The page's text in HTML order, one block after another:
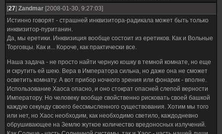
[27] Zandmar [2008-01-30, 9:27:03]
Истинно говорят - страшней инквизитора-радикала может быть только
инквизитор-пуританин.
Да, мы еретики. Инквизиция вообще состоит из еретиков. Как и Вольные
Торговцы. Как и... Короче, как практически все.
Наша задача - не просто найти черную кошку в темной комнате, но еще
и скрутить ей шею. Вера в Императора сильна, но даже она не сможет
осветить комнату. А вот прибор ночного зрения или фонарик - вполне.
Использование Хаоса опасно, и оно стократ опасней слепой верности
Императору. Но человеку вообще свойственно рисковать своей башкой
каждую секунду своего бессмысленного существования. Хотим мы того
или нет, но Хаос необходим, как необходимо светило, каждодневно
обрушивающее на Землю жуткое количество вредоносных излучений.